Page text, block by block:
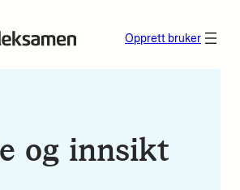
Opprett bruker
og innsikt